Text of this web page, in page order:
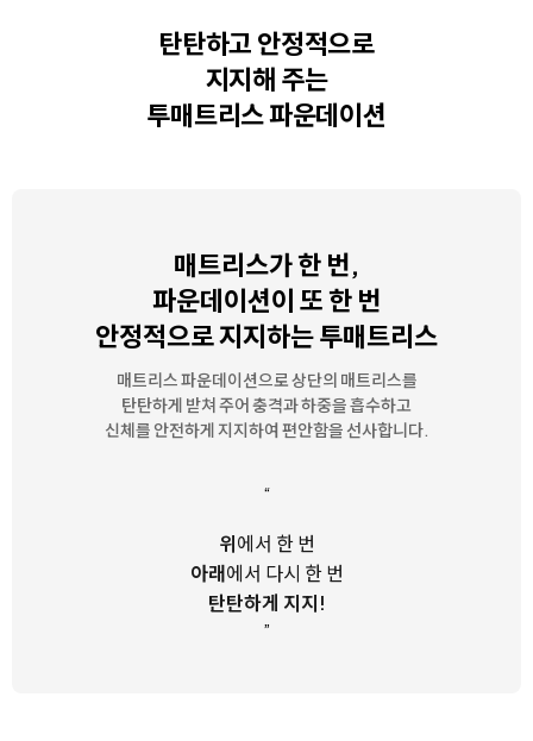
탄탄하고 안정적으로
지지해 주는
투매트리스 파운데이션
매트리스가 한 번,
파운데이션이 또 한 번
안정적으로 지지하는 투매트리스
매트리스 파운데이션으로 상단의 매트리스를
탄탄하게 받쳐 주어충격과 하중을 흡수하고
신체를 안전하게 지지하여 편안함을 선사합니다.
“
위에서 한 번
아래에서 다시 한 번
탄탄하게 지지!
”